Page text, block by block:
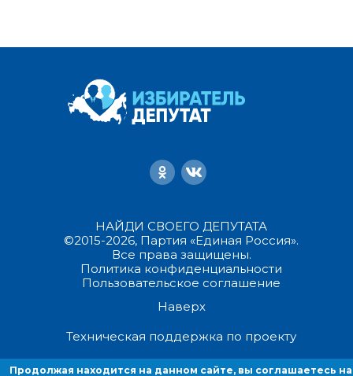
НАЙДИ СВОЕГО ДЕПУТАТА
©2015-2026, Партия «Единая Россия».
Все права защищены.
Политика конфиденциальности
Пользовательское соглашение
Наверх
Техническая поддержка по проекту
Продолжая находиться на данном сайте, вы соглашаетесь на
Продолжая находится на данном сайте, вы соглашаетесь на